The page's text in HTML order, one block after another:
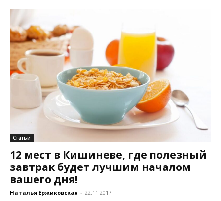
Статьи
12 мест в Кишиневе, где полезный
завтрак будет лучшим началом
вашего дня!
Наталья Ержиковская - 22.11.2017